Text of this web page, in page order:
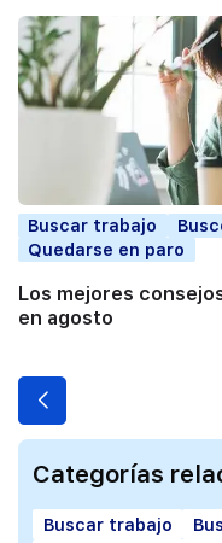
Buscar trabajo
Quedarse en paro
Los mejores
en agosto
Categorías
Buscar trabajo